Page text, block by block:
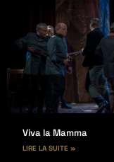
Viva la Mamma
LIRE LA SUITE »